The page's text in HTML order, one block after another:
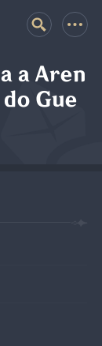
a Aren
Gue